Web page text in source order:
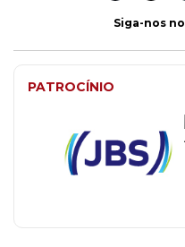
Siga-nos no
PATROCÍNIO